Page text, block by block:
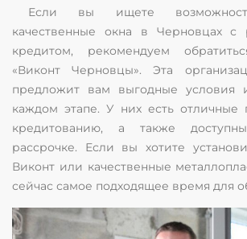
Если вы ищете
качественные окна в Черновцах с
кредитом, рекомендуем
«Виконт Черновцы». Эта
предложит вам выгодные условия
каждом этапе. У них есть отличные
кредитованию, а также
рассрочке. Если вы хотите
Виконт или качественные
сейчас самое подходящее время для